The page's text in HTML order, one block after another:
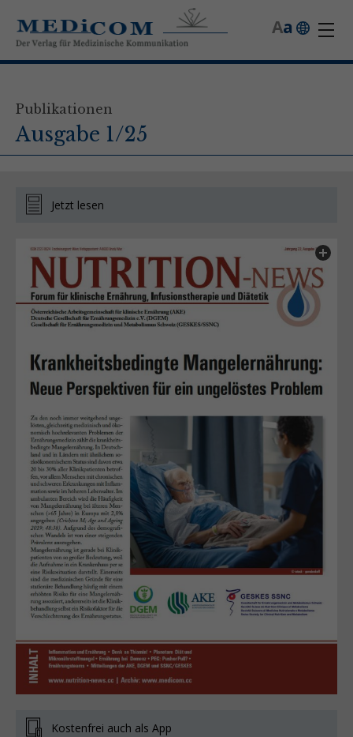
a
A
Publikationen
Ausgabe 1/25
Jetzt lesen
Kostenfrei auch als App